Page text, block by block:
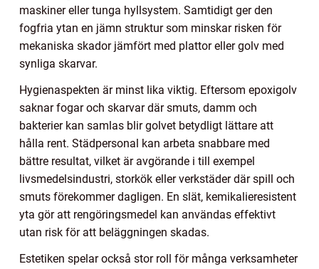
maskiner eller tunga hyllsystem. Samtidigt ger den
fogfria ytan en jämn struktur som minskar risken för
mekaniska skador jämfört med plattor eller golv med
synliga skarvar.
Hygienaspekten är minst lika viktig. Eftersom epoxigolv
saknar fogar och skarvar där smuts, damm och
bakterier kan samlas blir golvet betydligt lättare att
hålla rent. Städpersonal kan arbeta snabbare med
bättre resultat, vilket är avgörande i till exempel
livsmedelsindustri, storkök eller verkstäder där spill och
smuts förekommer dagligen. En slät, kemikalieresistent
yta gör att rengöringsmedel kan användas effektivt
utan risk för att beläggningen skadas.
Estetiken spelar också stor roll för många verksamheter